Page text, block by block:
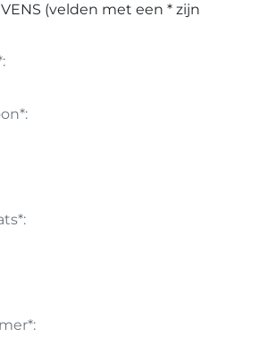
(velden met een * zijn